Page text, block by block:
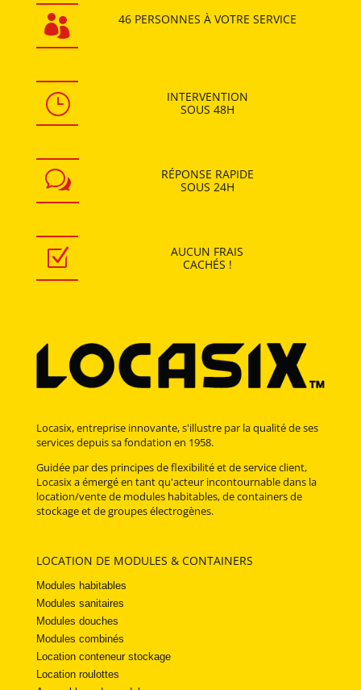
 46 PERSONNES À VOTRE SERVICE
}
INTERVENTION
SOUS 48H
w
RÉPONSE RAPIDE
SOUS 24H
Z AUCUN FRAIS
CACHÉS !
Locasix, entreprise innovante, s'illustre par la qualité de ses
services depuis sa fondation en 1958.
Guidée par des principes de flexibilité et de service client,
Locasix a émergé en tant qu'acteur incontournable dans la
location/vente de modules habitables, de containers de
stockage et de groupes électrogènes.
LOCATION DE MODULES & CONTAINERS
Modules habitables
Modules sanitaires
Modules douches
Modules combinés
Location conteneur stockage
Location roulottes